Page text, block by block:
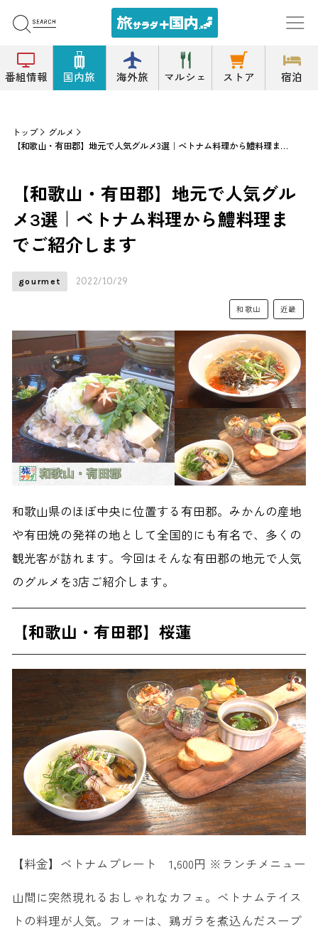
番組情報 国内旅 海外旅 マルシェ ストア 宿泊
トップ
グルメ
【和歌山・有田郡】地元で人気グルメ3選｜ベトナム料理から鱧料理までご紹介します
【和歌山・有田郡】地元で人気グル
メ3選｜ベトナム料理から鱧料理ま
でご紹介します
gourmet 2022/10/29
和歌山 近畿
和歌山県のほぼ中央に位置する有田郡。みかんの産地
や有田焼の発祥の地として全国的にも有名で、多くの
観光客が訪れます。今回はそんな有田郡の地元で人気
のグルメを3店ご紹介します。
【和歌山・有田郡】桜蓮
【料金】ベトナムプレート 1,600円 ※ランチメニュー
山間に突然現れるおしゃれなカフェ。ベトナムテイス
トの料理が人気。フォーは、鶏ガラを煮込んだスープ